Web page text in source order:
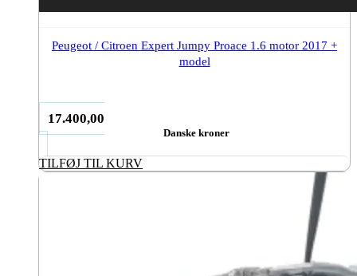
Peugeot / Citroen Expert Jumpy Proace 1.6 motor 2017 +
model
17.400,00
Danske kroner
TILFØJ TIL KURV